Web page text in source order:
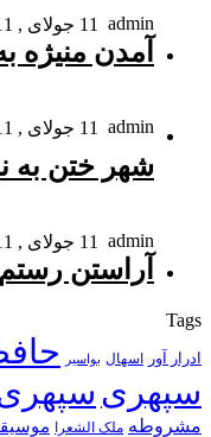
admin 11 جولای , 2011
آمدن منیژه
admin 11 جولای , 2011
شهر ختن به
admin 11 جولای , 2011
آراستن
Tags
ادرار آور اسهال بواسیر
سپهری
مشروطه ملک الشعرا